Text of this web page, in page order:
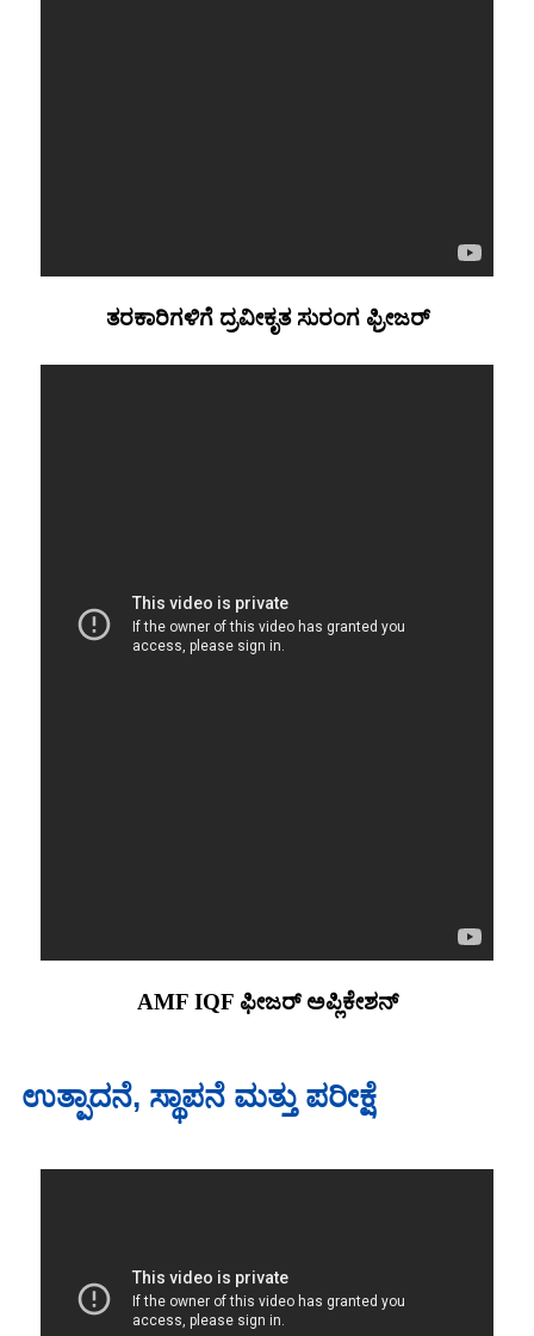
ತರಕಾರಿಗಳಿಗೆ ದ್ರವೀಕೃತ ಸುರಂಗ ಫ್ರೀಜರ್
AMF IQF ಫೀಜರ್ ಅಪ್ಲಿಕೇಶನ್
ಉತ್ಪಾದನೆ, ಸ್ಥಾಪನೆ ಮತ್ತು ಪರೀಕ್ಷೆ